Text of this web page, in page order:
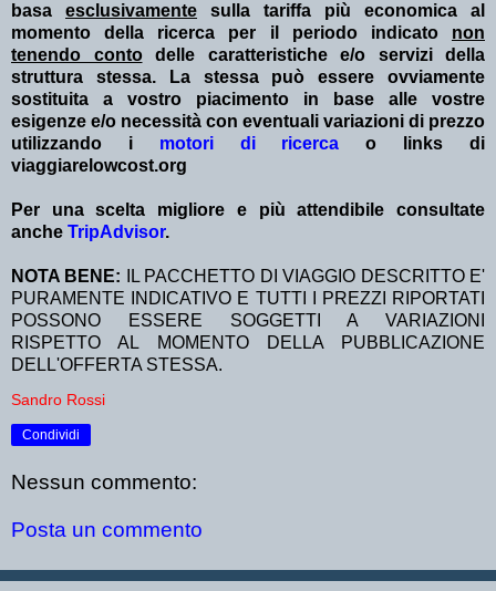
basa esclusivamente sulla tariffa più economica al
momento della ricerca per il periodo indicato non
tenendo contodelle caratteristiche e/o servizi della
struttura stessa. La stessa può essere ovviamente
sostituita a vostro piacimento in base alle vostre
esigenze e/o necessità con eventuali variazioni di prezzo
utilizzando i motori di ricerca o links di
viaggiarelowcost.org
Per una scelta migliore e più attendibile consultate
anche TripAdvisor.
NOTA BENE:
IL PACCHETTO DI VIAGGIO DESCRITTO E'
PURAMENTE INDICATIVO E TUTTI I PREZZI RIPORTATI
POSSONO ESSERE SOGGETTI A VARIAZIONI
RISPETTO AL MOMENTO DELLA PUBBLICAZIONE
DELL'OFFERTA STESSA.
Sandro Rossi
Condividi
Nessun commento:
Posta un commento